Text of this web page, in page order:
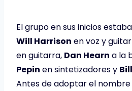
El grupo en sus inicios
Will Harrison en voz y
en guitarra, Dan Hearn a la
Pepin en sintetizadores y
Antes de adoptar el nombre